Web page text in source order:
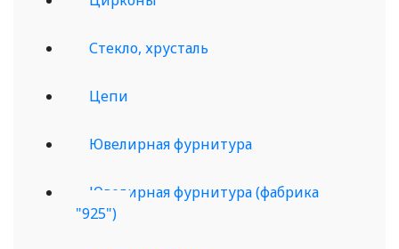
Стекло, хрусталь
Цепи
Ювелирная фурнитура
Ювелирная фурнитура (фабрика
"925")